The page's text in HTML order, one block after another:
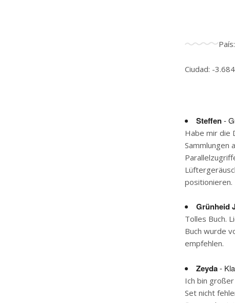
Ciudad: -
Steffen-
Habe mir die
Sammlungen
positionieren.
Grünheid
Tolles Buch.
Buch wurde
empfehlen.
Zeyda-
Ich bin
Set nicht